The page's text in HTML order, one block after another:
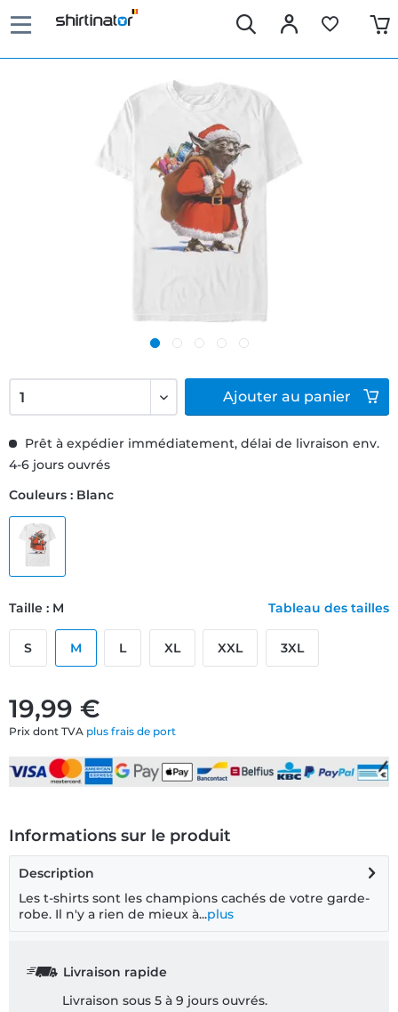
19,99 €
Prix dont TVA plus frais de port
Prêt à expédier immédiatement, délai de livraison env.
4-6 jours ouvrés
Couleurs : Blanc
Taille : M Tableau des tailles
S M L XL XXL 3XL
Ajouter au panier
Informations sur le produit
Description
Les t-shirts sont les champions cachés de votre garde-
robe. Il n'y a rien de mieux à...plus
Livraison rapide
Livraison sous 5 à 9 jours ouvrés.